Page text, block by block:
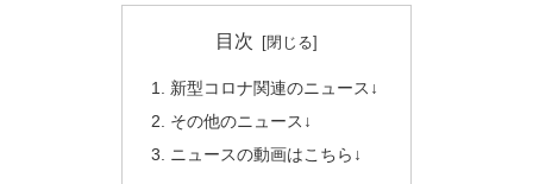
目次
新型コロナ関連のニュース↓
その他のニュース↓
ニュースの動画はこちら↓